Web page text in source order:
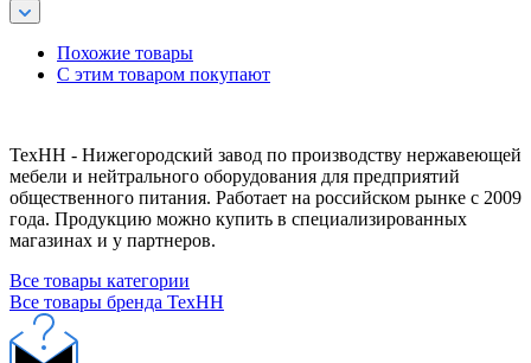
Похожие товары
С этим товаром покупают
ТехНН - Нижегородский завод по производству нержавеющей
мебели и нейтрального оборудования для предприятий
общественного питания. Работает на российском рынке с 2009
года. Продукцию можно купить в специализированных
магазинах и у партнеров.
Все товары категории
Все товары бренда ТехНН